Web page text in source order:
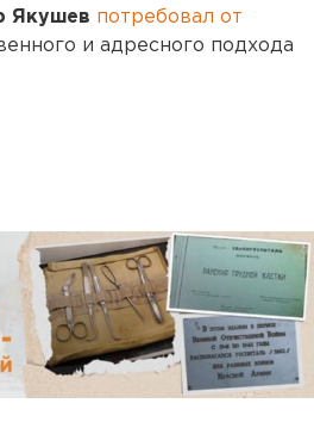
Якушев потребовал от
и адресного подхода